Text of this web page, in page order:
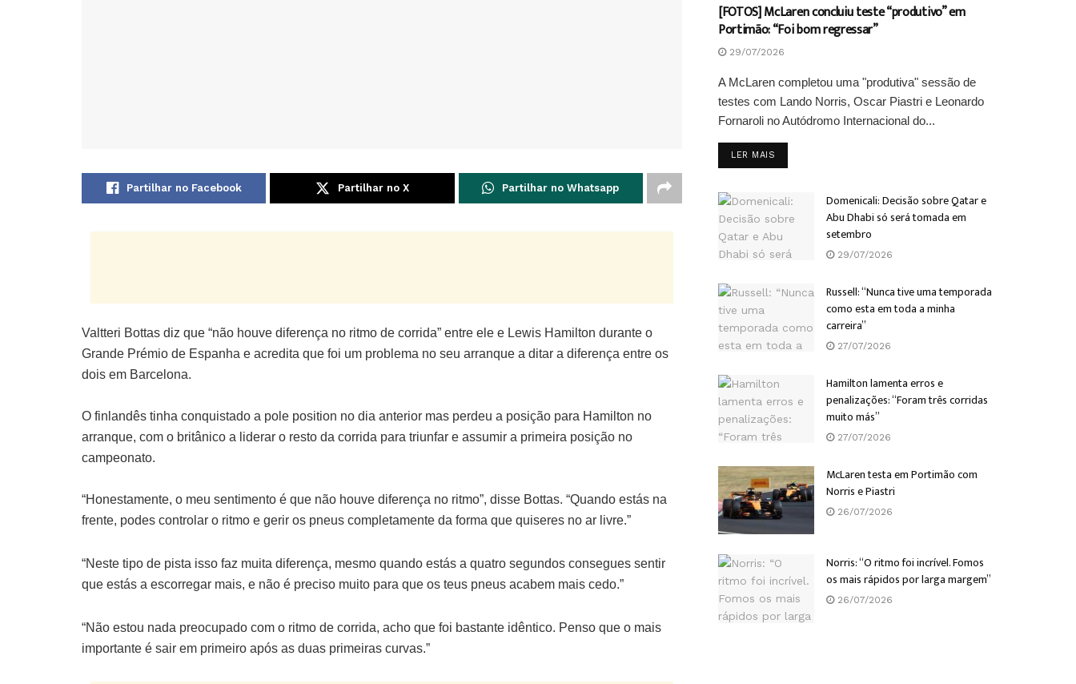
Partilhar no Facebook Partilhar no X Partilhar no Whatsapp
Valtteri Bottas diz que “não houve diferença no ritmo de corrida” entre ele e Lewis Hamilton durante o
Grande Prémio de Espanha e acredita que foi um problema no seu arranque a ditar a diferença entre os
dois em Barcelona.
O finlandês tinha conquistado a pole position no dia anterior mas perdeu a posição para Hamilton no
arranque, com o britânico a liderar o resto da corrida para triunfar e assumir a primeira posição no
campeonato.
“Honestamente, o meu sentimento é que não houve diferença no ritmo”, disse Bottas. “Quando estás na
frente, podes controlar o ritmo e gerir os pneus completamente da forma que quiseres no ar livre.”
“Neste tipo de pista isso faz muita diferença, mesmo quando estás a quatro segundos consegues sentir
que estás a escorregar mais, e não é preciso muito para que os teus pneus acabem mais cedo.”
“Não estou nada preocupado com o ritmo de corrida, acho que foi bastante idêntico. Penso que o mais
importante é sair em primeiro após as duas primeiras curvas.”
[FOTOS] McLaren concluiu teste “produtivo” em
Portimão: “Foi bom regressar”
29/07/2026
A McLaren completou uma "produtiva" sessão de
testes com Lando Norris, Oscar Piastri e Leonardo
Fornaroli no Autódromo Internacional do...
LER MAIS
Domenicali: Decisão sobre Qatar e
Abu Dhabi só será tomada em
setembro
29/07/2026
Russell: “Nunca tive uma temporada
como esta em toda a minha
carreira”
27/07/2026
Hamilton lamenta erros e
penalizações: “Foram três corridas
muito más”
27/07/2026
McLaren testa em Portimão com
Norris e Piastri
26/07/2026
Norris: “O ritmo foi incrível. Fomos
os mais rápidos por larga margem”
26/07/2026